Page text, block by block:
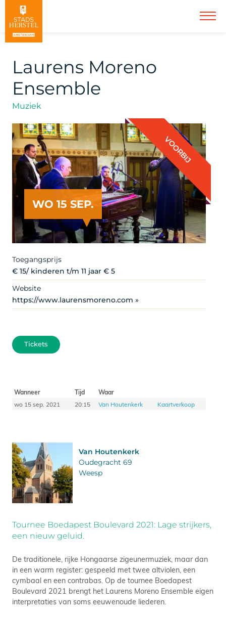
Laurens Moreno
Ensemble
Muziek
WO 15 SEP.
VOORBIJ
Toegangsprijs
€ 15/ kinderen t/m 11 jaar € 5
Website
https://www.laurensmoreno.com »
Tickets
Wanneer Tijd
Waar
wo 15 sep. 2021
20:15 Van Houtenkerk Kaartverkoop
Van Houtenkerk
Oudegracht 69
Weesp
Tournee Boedapest Boulevard 2021: Lage strijkers,
een nieuw geluid.
De traditionele, rijke Hongaarse zigeunermuziek, maar dan
in een warm register: gespeeld met twee altviolen, een
cymbaal en een contrabas. Op de tournee Boedapest
Boulevard 2021 brengt het Laurens Moreno Ensemble eigen
interpretaties van soms eeuwenoude liederen.